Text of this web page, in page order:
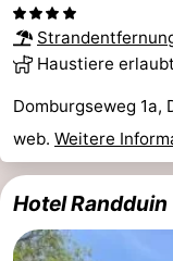
Haustiere
Domburgseweg 1a,
web. Weitere
Hotel Randduin